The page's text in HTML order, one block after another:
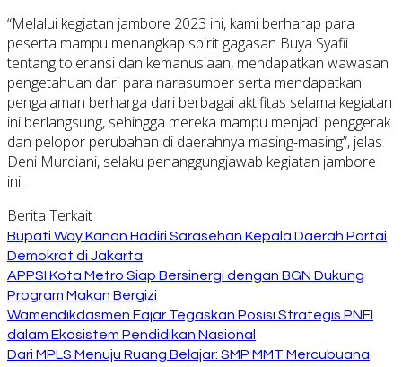
“Melalui kegiatan jambore 2023 ini, kami berharap para
peserta mampu menangkap spirit gagasan Buya Syafii
tentang toleransi dan kemanusiaan, mendapatkan wawasan
pengetahuan dari para narasumber serta mendapatkan
pengalaman berharga dari berbagai aktifitas selama kegiatan
ini berlangsung, sehingga mereka mampu menjadi penggerak
dan pelopor perubahan di daerahnya masing-masing”, jelas
Deni Murdiani, selaku penanggungjawab kegiatan jambore
ini.
Berita Terkait
Bupati Way Kanan Hadiri Sarasehan Kepala Daerah Partai
Demokrat di Jakarta
APPSI Kota Metro Siap Bersinergi dengan BGN Dukung
Program Makan Bergizi
Wamendikdasmen Fajar Tegaskan Posisi Strategis PNFI
dalam Ekosistem Pendidikan Nasional
Dari MPLS Menuju Ruang Belajar: SMP MMT Mercubuana